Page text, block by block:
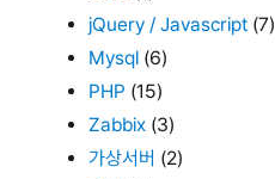
jQuery / Javascript (7)
Mysql (6)
PHP (15)
Zabbix (3)
가상서버 (2)